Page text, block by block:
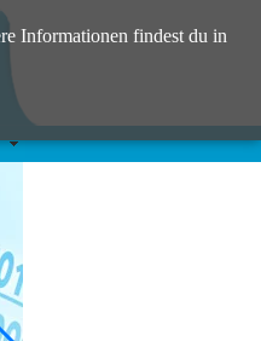
Informationen findest du in